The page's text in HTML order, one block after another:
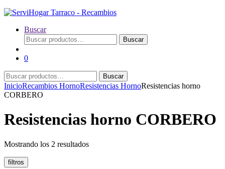
Buscar
Buscar
por:
Buscar
0
Buscar
por:
Buscar
InicioRecambios HornoResistencias HornoResistencias horno
CORBERO
Resistencias horno CORBERO
Mostrando los 2 resultadosOrdenado
filtros